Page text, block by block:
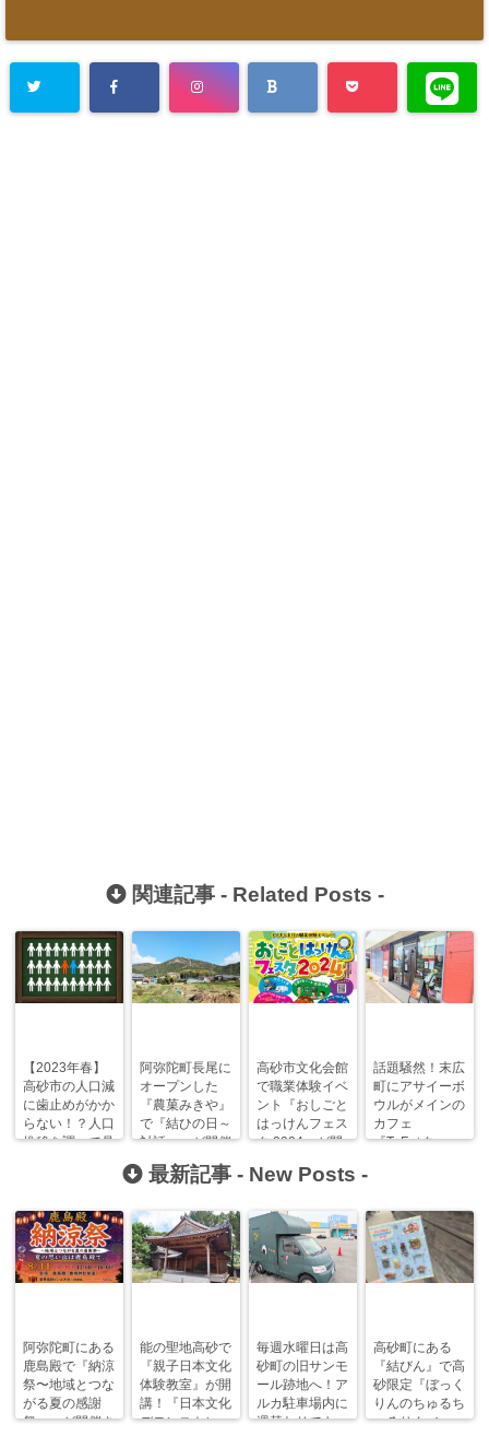
関連記事 - Related Posts -
【2023年春】
高砂市の人口減
に歯止めがかか
らない！？人口
推移を調べて見
阿弥陀町長尾に
オープンした
『農菓みきや』
で『結ひの日～
対話～』が開催
されます！
高砂市文化会館
で職業体験イベ
ント『おしごと
はっけんフェス
タ 2024』が開
話題騒然！末広
町にアサイーボ
ウルがメインの
カフェ
『TaF（タ
最新記事 - New Posts -
阿弥陀町にある
鹿島殿で『納涼
祭〜地域とつな
がる夏の感謝
祭〜』が開催さ
能の聖地高砂で
『親子日本文化
体験教室』が開
講！『日本文化
デモンストレー
毎週水曜日は高
砂町の旧サンモ
ール跡地へ！ア
ルカ駐車場内に
週替わりでキッ
高砂町にある
『結びん』で高
砂限定『ぼっく
りんのちゅるち
ゅるりん♪シー